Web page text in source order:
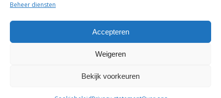
Beheer diensten
Accepteren
Weigeren
Bekijk voorkeuren
Deel dit artikel